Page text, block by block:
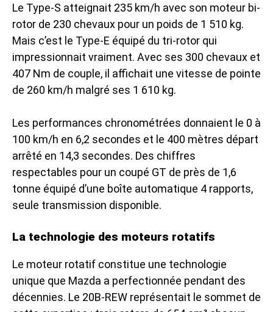
Le Type-S atteignait 235 km/h avec son moteur bi-
rotor de 230 chevaux pour un poids de 1 510 kg.
Mais c’est le Type-E équipé du tri-rotor qui
impressionnait vraiment. Avec ses 300 chevaux et
407 Nm de couple, il affichait une vitesse de pointe
de 260 km/h malgré ses 1 610 kg.
Les performances chronométrées donnaient le 0 à
100 km/h en 6,2 secondes et le 400 mètres départ
arrêté en 14,3 secondes. Des chiffres
respectables pour un coupé GT de près de 1,6
tonne équipé d’une boîte automatique 4 rapports,
seule transmission disponible.
La technologie des moteurs rotatifs
Le moteur rotatif constitue une technologie
unique que Mazda a perfectionnée pendant des
décennies. Le 20B-REW représentait le sommet de